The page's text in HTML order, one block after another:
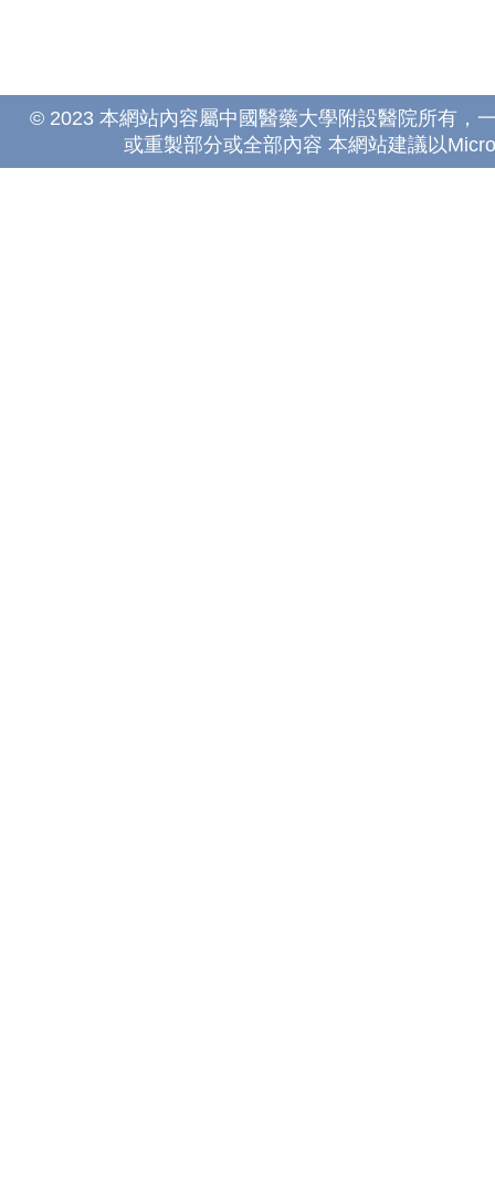
© 2023 本網站內容屬中國醫藥大學附設醫院所有，
或重製部分或全部內容 本網站建議以